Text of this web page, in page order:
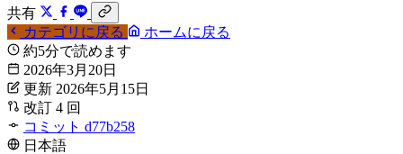
共有
カテゴリに戻る
ホームに戻る
約5分で読めます
2026年3月20日
更新 2026年5月15日
改訂 4 回
コミット d77b258
日本語